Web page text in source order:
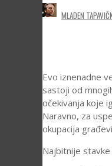
MLADEN
LUKA RAKOČEVIĆ,
EMUGLX EKIPA,
XBOX & XBOX360
STARI KOMPJUTERI
ARKADNE MAŠINE
MLADEN
Evo iznenadne
sastoji od
očekivanja koje
Naravno, za
okupacija
Najbitnije